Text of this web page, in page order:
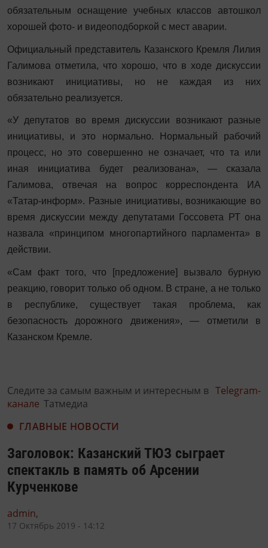
обязательным оснащение учебных классов автошкол
хорошей фото- и видеоподборкой с мест аварии.
Официальный представитель Казанского Кремля Лилия
Галимова отметила, что хорошо, что в ходе дискуссии
возникают инициативы, но не каждая из них
обязательно реализуется.
«У депутатов во время дискуссии возникают разные
инициативы, и это нормально. Нормальный рабочий
процесс, но это совершенно не означает, что та или
иная инициатива будет реализована», — сказала
Галимова, отвечая на вопрос корреспондента ИА
«Татар-информ». Разные инициативы, возникающие во
время дискуссии между депутатами Госсовета РТ она
назвала «принципом многопартийного парламента» в
действии.
«Сам факт того, что [предложение] вызвало бурную
реакцию, говорит только об одном. В стране, а не только
в республике, существует такая проблема, как
безопасность дорожного движения», — отметили в
Казанском Кремле.
Следите за самым важным и интересным в Telegram-
канале Татмедиа
ГЛАВНЫЕ НОВОСТИ
Заголовок: Казанский ТЮЗ сыграет
спектакль в память об Арсении
Курченкове
admin,
17 Октябрь 2019 - 14:12